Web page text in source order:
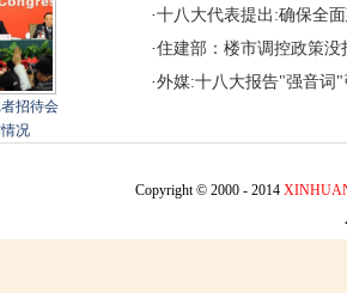
招待会
况
·十八大代表提出:确保全
·住建部：楼市调控政策没
·外媒:十八大报告"强音词"
Copyright © 2000 - 2014